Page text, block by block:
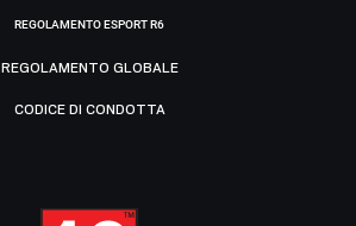
REGOLAMENTO ESPORT R6
REGOLAMENTO GLOBALE
CODICE DI CONDOTTA